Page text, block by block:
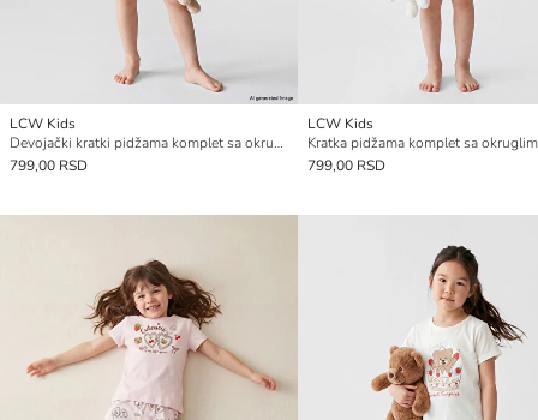
LCW Kids
Devojački kratki pidžama komplet sa okruglim izrezom
799,00 RSD
LCW Kids
799,00 RSD